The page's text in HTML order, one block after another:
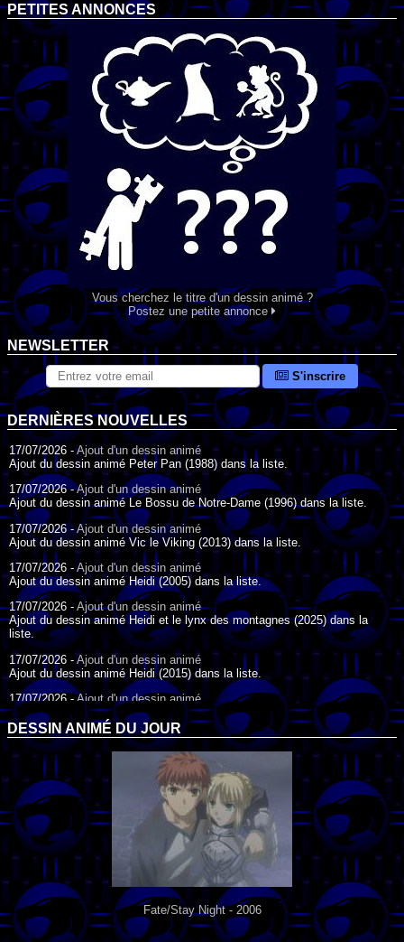
PETITES ANNONCES
Vous cherchez le titre d'un dessin animé ?
Postez une petite annonce
NEWSLETTER
S'inscrire
DERNIÈRES NOUVELLES
17/07/2026 -Ajout d'un dessin animé
Ajout du dessin animé Peter Pan (1988) dans la liste.
17/07/2026 -Ajout d'un dessin animé
Ajout du dessin animé Le Bossu de Notre-Dame (1996) dans la liste.
17/07/2026 -Ajout d'un dessin animé
Ajout du dessin animé Vic le Viking (2013) dans la liste.
17/07/2026 - Ajout d'un dessin animé
Ajout du dessin animé Heidi (2005) dans la liste.
17/07/2026 - Ajout d'un dessin animé
Ajout du dessin animé Heidi et le lynx des montagnes (2025) dans la
liste.
17/07/2026 - Ajout d'un dessin animé
Ajout du dessin animé Heidi (2015) dans la liste.
17/07/2026 -Ajout d'un dessin animé
Ajout du dessin animé Heidi (1995) dans la liste.
09/07/2026 -Ajout d'un dessin animé
Ajout du dessin animé Genki l'Aventurier de la Chance (2006) dans la
04/07/2026 -Ajout d'un dessin animé
Ajout du dessin animé Vilain Petit Canard (2000) dans la liste.
04/07/2026 - Ajout d'un dessin animé
Ajout du dessin animé Le Noël du vilain petit canard (2003) dans la liste.
DESSIN ANIMÉ DU JOUR
Fate/Stay Night - 2006